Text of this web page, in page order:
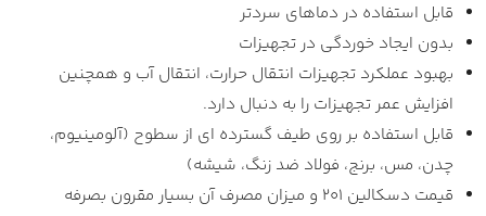
قابل استفاده در دماهای سردتر
بدون ایجاد خوردگی در تجهیزات
بهبود عملکرد تجهیزات انتقال حرارت، انتقال آب و همچنین
افزایش عمر تجهیزات را به دنبال دارد.
قابل استفاده بر روی طیف گسترده ای از سطوح (آلومینیوم،
چدن، مس، برنج، فولاد ضد زنگ، شیشه)
قیمت دسکالین 201 و میزان مصرف آن بسیار مقرون بصرفه